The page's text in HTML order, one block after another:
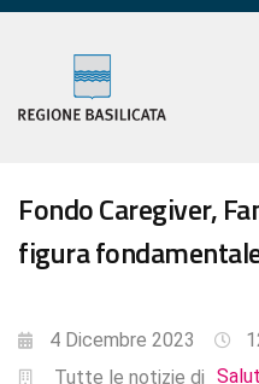
Fondo Caregiver,
figura
4 Dicembre 2023
Tutte le notizie di